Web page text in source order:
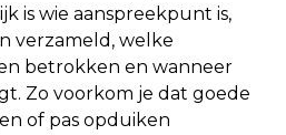
is wie aanspreekpunt is,
verzameld, welke
betrokken en wanneer
Zo voorkom je dat goede
of pas opduiken